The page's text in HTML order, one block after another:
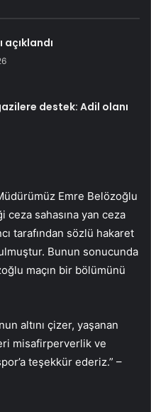
açıklandı
destek: Adil olanı
Emre Belözoğlu
ceza sahasına yan ceza
tarafından sözlü hakaret
Bunun sonucunda
maçın bir bölümünü
altını çizer, yaşanan
misafirperverlik ve
teşekkür ederiz.” –